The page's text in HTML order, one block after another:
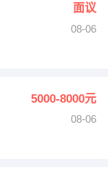
面议
08-06
5000-8000元
08-06